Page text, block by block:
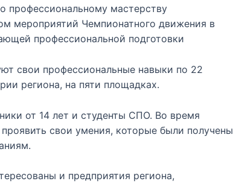
профессиональному мастерству
мероприятий Чемпионатного движения в
профессиональной подготовки
свои профессиональные навыки по 22
региона, на пяти площадках.
от 14 лет и студенты СПО. Во время
свои умения, которые были получены
и предприятия региона,